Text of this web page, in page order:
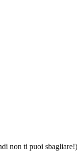
non ti puoi